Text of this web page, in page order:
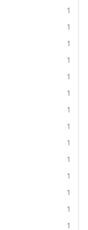
1
1
1
1
1
1
1
1
1
1
1
1
1
1